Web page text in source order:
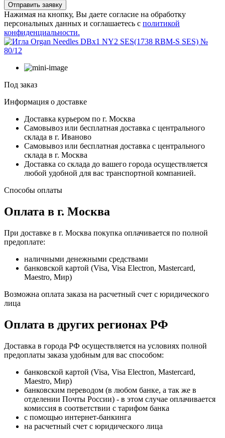
Отправить заявку
Нажимая на кнопку, Вы даете согласие на обработку
персональных данных и соглашаетесь с политикой
конфиденциальности.
Под заказ
Информация о доставке
Доставка курьером по г. Москва
Самовывоз или бесплатная доставка с центрального
склада в г. Иваново
Самовывоз или бесплатная доставка с центрального
склада в г. Москва
Доставка со склада до вашего города осуществляется
любой удобной для вас транспортной компанией.
Способы оплаты
Оплата в г. Москва
При доставке в г. Москва покупка оплачивается по полной
предоплате:
наличными денежными средствами
банковской картой (Visa, Visa Electron, Mastercard,
Maestro, Мир)
Возможна оплата заказа на расчетный счет с юридического
лица
Оплата в других регионах РФ
Доставка в города РФ осуществляется на условиях полной
предоплаты заказа удобным для вас способом:
банковской картой (Visa, Visa Electron, Mastercard,
Maestro, Мир)
банковским переводом (в любом банке, а так же в
отделении Почты России) - в этом случае оплачивается
комиссия в соответствии с тарифом банка
с помощью интернет-банкинга
на расчетный счет с юридического лица